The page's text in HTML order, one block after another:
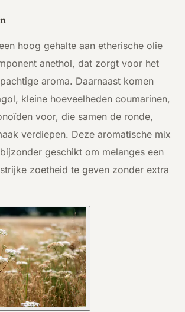
hoog gehalte aan etherische olie
anethol, dat zorgt voor het
aroma. Daarnaast komen
kleine hoeveelheden coumarinen,
voor, die samen de ronde,
verdiepen. Deze aromatische mix
geschikt om melanges een
zoetheid te geven zonder extra